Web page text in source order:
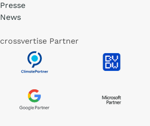
Presse
News
crossvertise Partner